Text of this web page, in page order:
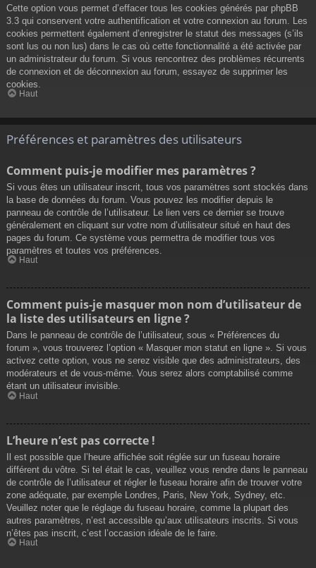
Cette option vous permet d’effacer tous les cookies générés par phpBB
3.3 qui conservent votre authentification et votre connexion au forum. Les
cookies permettent également d’enregistrer le statut des messages (s’ils
sont lus ou non lus) dans le cas où cette fonctionnalité a été activée par
un administrateur du forum. Si vous rencontrez des problèmes récurrents
de connexion et de déconnexion au forum, essayez de supprimer les
cookies.
Haut
Préférences et paramètres des utilisateurs
Comment puis-je modifier mes paramètres ?
Si vous êtes un utilisateur inscrit, tous vos paramètres sont stockés dans
la base de données du forum. Vous pouvez les modifier depuis le
panneau de contrôle de l’utilisateur. Le lien vers ce dernier se trouve
généralement en cliquant sur votre nom d’utilisateur situé en haut des
pages du forum. Ce système vous permettra de modifier tous vos
paramètres et toutes vos préférences.
Haut
Comment puis-je masquer mon nom d’utilisateur de
la liste des utilisateurs en ligne ?
Dans le panneau de contrôle de l’utilisateur, sous « Préférences du
forum », vous trouverez l’option « Masquer mon statut en ligne ». Si vous
activez cette option, vous ne serez visible que des administrateurs, des
modérateurs et de vous-même. Vous serez alors comptabilisé comme
étant un utilisateur invisible.
Haut
L’heure n’est pas correcte !
Il est possible que l’heure affichée soit réglée sur un fuseau horaire
différent du vôtre. Si tel était le cas, veuillez vous rendre dans le panneau
de contrôle de l’utilisateur et régler le fuseau horaire afin de trouver votre
zone adéquate, par exemple Londres, Paris, New York, Sydney, etc.
Veuillez noter que le réglage du fuseau horaire, comme la plupart des
autres paramètres, n’est accessible qu’aux utilisateurs inscrits. Si vous
n’êtes pas inscrit, c’est l’occasion idéale de le faire.
Haut